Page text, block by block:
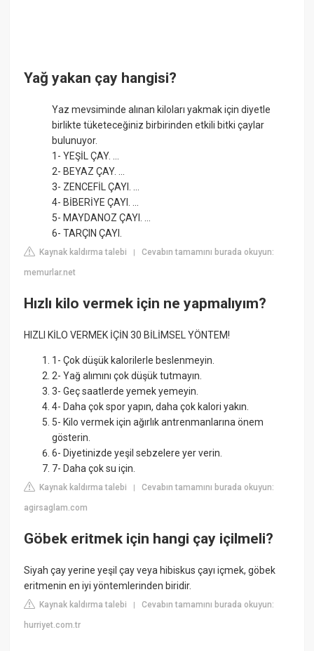
Yağ yakan çay hangisi?
Yaz mevsiminde alınan kiloları yakmak için diyetle
birlikte tüketeceğiniz birbirinden etkili bitki çaylar
bulunuyor.
1- YEŞİL ÇAY. ...
2- BEYAZ ÇAY. ...
3- ZENCEFİL ÇAYI. ...
4- BİBERİYE ÇAYI. ...
5- MAYDANOZ ÇAYI. ...
6- TARÇIN ÇAYI.
Kaynak kaldırma talebi |Cevabın tamamını burada okuyun:
memurlar.net
Hızlı kilo vermek için ne yapmalıyım?
HIZLI KİLO VERMEK İÇİN 30 BİLİMSEL YÖNTEM!
1- Çok düşük kalorilerle beslenmeyin.
2- Yağ alımını çok düşük tutmayın.
3- Geç saatlerde yemek yemeyin.
4- Daha çok spor yapın, daha çok kalori yakın.
5- Kilo vermek için ağırlık antrenmanlarına önem
gösterin.
6- Diyetinizde yeşil sebzelere yer verin.
7- Daha çok su için.
Kaynak kaldırma talebi |Cevabın tamamını burada okuyun:
agirsaglam.com
Göbek eritmek için hangi çay içilmeli?
Siyah çay yerine yeşil çay veya hibiskus çayı içmek, göbek
eritmenin en iyi yöntemlerinden biridir.
Kaynak kaldırma talebi |Cevabın tamamını burada okuyun:
hurriyet.com.tr